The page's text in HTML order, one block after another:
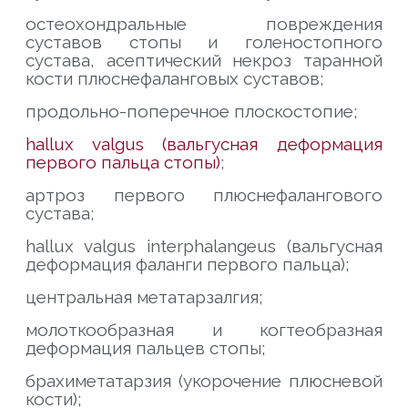
остеохондральные повреждения
суставов стопы и голеностопного
сустава, асептический некроз таранной
кости плюснефаланговых суставов;
продольно-поперечное плоскостопие;
hallux valgus (вальгусная деформация
первого пальца стопы);
артроз первого плюснефалангового
сустава;
hallux valgus interphalangeus (вальгусная
деформация фаланги первого пальца);
центральная метатарзалгия;
молоткообразная и когтеобразная
деформация пальцев стопы;
брахиметатарзия (укорочение плюсневой
кости);